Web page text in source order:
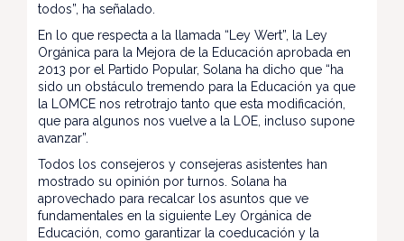
todos”, ha señalado.
En lo que respecta a la llamada “Ley Wert”, la Ley
Orgánica para la Mejora de la Educación aprobada en
2013 por el Partido Popular, Solana ha dicho que “ha
sido un obstáculo tremendo para la Educación ya que
la LOMCE nos retrotrajo tanto que esta modificación,
que para algunos nos vuelve a la LOE, incluso supone
avanzar”.
Todos los consejeros y consejeras asistentes han
mostrado su opinión por turnos. Solana ha
aprovechado para recalcar los asuntos que ve
fundamentales en la siguiente Ley Orgánica de
Educación, como garantizar la coeducación y la